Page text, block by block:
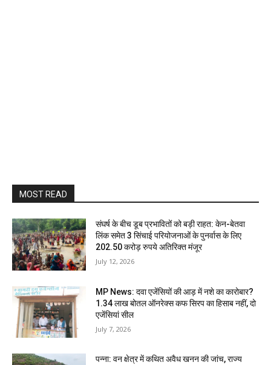
MOST READ
संघर्ष के बीच डूब प्रभावितों को बड़ी राहत: केन-बेतवा
लिंक समेत 3 सिंचाई परियोजनाओं के पुनर्वास के लिए
202.50 करोड़ रुपये अतिरिक्त मंजूर
July 12, 2026
MP News: दवा एजेंसियों की आड़ में नशे का कारोबार?
1.34 लाख बोतल ऑनरेक्स कफ सिरप का हिसाब नहीं, दो
एजेंसियां सील
July 7, 2026
पन्ना: वन क्षेत्र में कथित अवैध खनन की जांच, राज्य